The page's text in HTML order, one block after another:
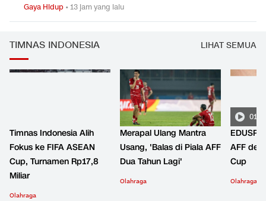
Gaya Hidup •13 jam yang lalu
TIMNAS INDONESIA LIHAT SEMUA
Timnas Indonesia Alih
Fokus ke FIFA ASEAN
Cup, Turnamen Rp17,8
Miliar
Olahraga
Merapal Ulang Mantra
Usang, 'Balas di Piala AFF
Dua Tahun Lagi'
Olahraga
AFF
Cup
Olahraga